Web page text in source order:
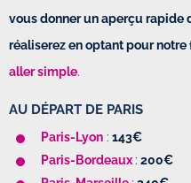
vous donner un aperçu rapide
réaliserez en optant pour
aller simple.
AU DÉPART DE PARIS
Paris-Lyon : 143€
Paris-Bordeaux : 200€